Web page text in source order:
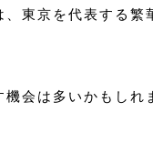
、東京を代表する繁
機会は多いかもしれ